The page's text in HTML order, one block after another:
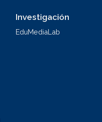
Investigación
EduMediaLab